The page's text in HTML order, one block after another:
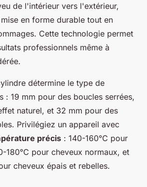
de l'intérieur vers l'extérieur,
en forme durable tout en
Cette technologie permet
professionnels même à
détermine le type de
: 19 mm pour des boucles serrées,
naturel, et 32 mm pour des
Privilégiez un appareil avec
précis : 140-160°C pour
180°C pour cheveux normaux, et
cheveux épais et rebelles.